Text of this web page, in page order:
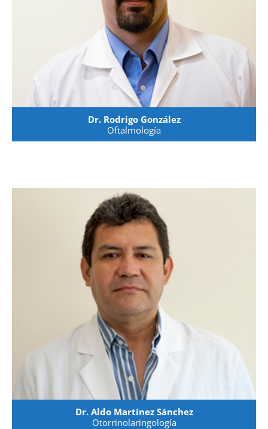
Dr. Rodrigo González
Oftalmología
Dr. Aldo Martínez Sánchez
Otorrinolaringología